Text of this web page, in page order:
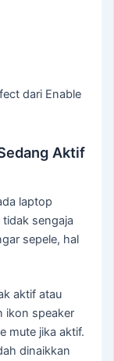
dari Enable
Aktif
laptop
sengaja
sepele, hal
aktif atau
ikon speaker
mute jika aktif.
dinaikkan